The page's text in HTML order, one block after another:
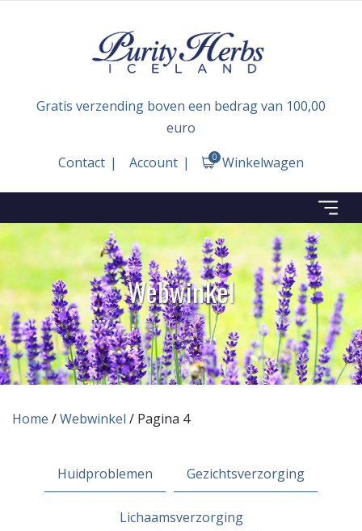
Gratis verzending boven een bedrag van 100,00
euro
Contact
Account Winkelwagen
0
Webwinkel
Home /Webwinkel / Pagina 4
Huidproblemen Gezichtsverzorging
Lichaamsverzorging